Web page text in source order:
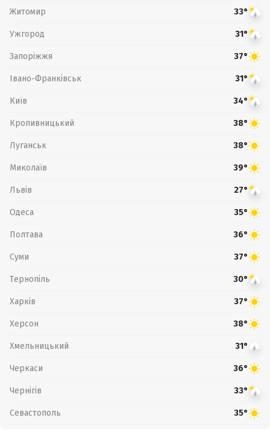
Житомир 33°
Ужгород 31°
Запоріжжя 37°
Івано-Франківськ 31°
Київ 34°
Кропивницький 38°
Луганськ 38°
Миколаїв 39°
Львів 27°
Одеса 35°
Полтава 36°
Суми 37°
Тернопіль 30°
Харків 37°
Херсон 38°
Хмельницький 31°
Черкаси 36°
Чернігів 33°
Севастополь 35°